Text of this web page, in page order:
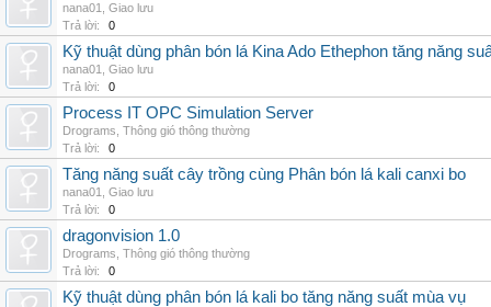
nana01
Giao lưu
Trả lời:
0
Kỹ thuật dùng phân bón lá Kina Ado Ethephon tăng năng
nana01
Giao lưu
Trả lời:
0
Process IT OPC Simulation Server
Drograms Thông gió thông thường
Trả lời:
0
Tăng năng suất cây trồng cùng Phân bón lá kali canxi bo
nana01
Giao lưu
Trả lời:
0
dragonvision 1.0
Drograms Thông gió thông thường
Trả lời:
0
Kỹ thuật dùng phân bón lá kali bo tăng năng suất mùa vụ